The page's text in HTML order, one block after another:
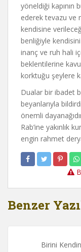
yöneldiği kapının
ederek tevazu ve
kendisine
benliğiyle
inanç ve ruh hali
beklentilerine
korktuğu şeylere
Dualar bir ibadet
beyanlarıyla
önemli
Rab’ine yakınlık
engin rahmet
Benzer
Birini